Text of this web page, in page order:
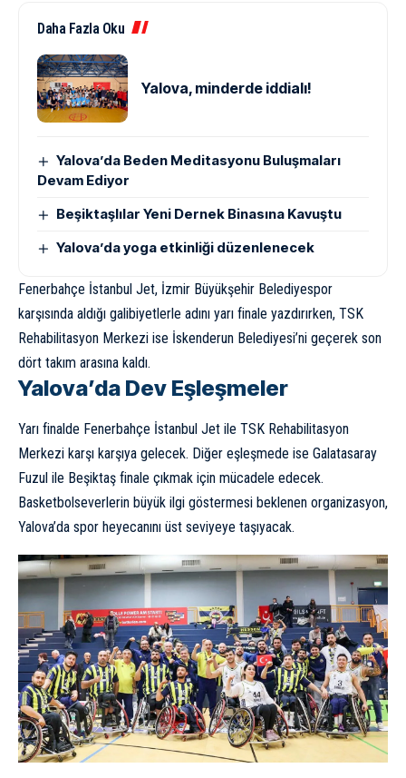
Daha Fazla Oku
Yalova, minderde iddialı!
Yalova’da Beden Meditasyonu Buluşmaları
Devam Ediyor
Beşiktaşlılar Yeni Dernek Binasına Kavuştu
Yalova’da yoga etkinliği düzenlenecek
Fenerbahçe İstanbul Jet, İzmir Büyükşehir Belediyespor
karşısında aldığı galibiyetlerle adını yarı finale yazdırırken, TSK
Rehabilitasyon Merkezi ise İskenderun Belediyesi’ni geçerek son
dört takım arasına kaldı.
Yalova’da Dev Eşleşmeler
Yarı finalde Fenerbahçe İstanbul Jet ile TSK Rehabilitasyon
Merkezi karşı karşıya gelecek. Diğer eşleşmede ise Galatasaray
Fuzul ile Beşiktaş finale çıkmak için mücadele edecek.
Basketbolseverlerin büyük ilgi göstermesi beklenen organizasyon,
Yalova’da spor heyecanını üst seviyeye taşıyacak.